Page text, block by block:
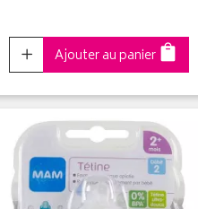
Choisir
Ajouter au panier